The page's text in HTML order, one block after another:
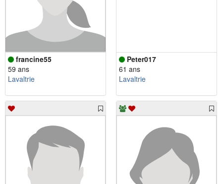
francine55
59 ans
Lavaltrie
Peter017
61 ans
Lavaltrie